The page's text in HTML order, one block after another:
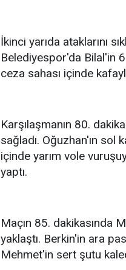
İkinci yarıda ataklarını
Belediyespor'da Bilal'in
ceza sahası içinde
Karşılaşmanın 80.
sağladı. Oğuzhan'ın sol
içinde yarım vole
yaptı.
Maçın 85. dakikasında
yaklaştı. Berkin'in ara
Mehmet'in sert şutu